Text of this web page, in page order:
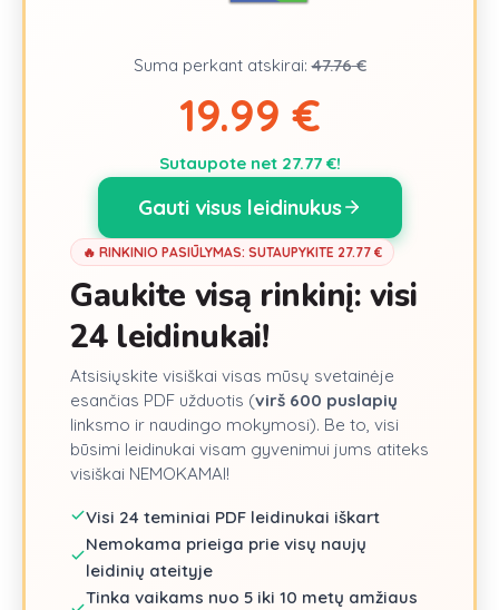
🔥 RINKINIO PASIŪLYMAS: SUTAUPYKITE 27.77 €
Gaukite visą rinkinį: visi
24leidinukai!
Atsisiųskite visiškai visas mūsų svetainėje
esančias PDF užduotis (virš 600 puslapių
linksmo ir naudingo mokymosi). Be to, visi
būsimi leidinukai visam gyvenimui jums atiteks
visiškai NEMOKAMAI!
Visi 24 teminiai PDF leidinukai iškart
Nemokama prieiga prie visų naujų
leidinių ateityje
Tinka vaikams nuo 5 iki 10 metų amžiaus
Suma perkant atskirai: 47.76€
19.99 €
Sutaupote net 27.77€!
Gauti visus leidinukus